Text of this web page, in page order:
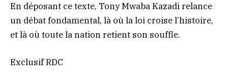
En déposant ce texte, Tony Mwaba Kazadi relance
un débat fondamental, là où la loi croise l’histoire,
et là où toute la nation retient son souffle.
Exclusif RDC